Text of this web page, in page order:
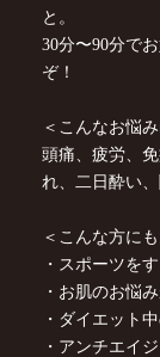
と。
30分〜90分で
ぞ！
＜こんなお悩
頭痛、疲労、
れ、二日酔い
＜こんな方に
・スポーツを
・お肌のお悩
・ダイエット
・アンチエイ